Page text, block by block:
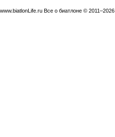
www.biatlonLife.ru Все о биатлоне © 2011–2026